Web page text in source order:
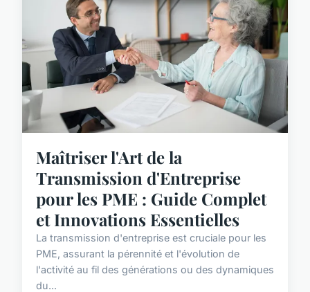
Maîtriser l'Art de la
Transmission d'Entreprise
pour les PME : Guide Complet
et Innovations Essentielles
La transmission d'entreprise est cruciale pour les
PME, assurant la pérennité et l'évolution de
l'activité au fil des générations ou des dynamiques
du...